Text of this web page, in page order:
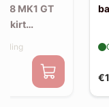
MK1 GT
skirt